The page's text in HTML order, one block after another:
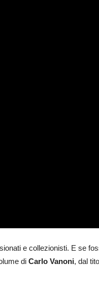
e collezionisti. E se
di Carlo Vanoni, dal